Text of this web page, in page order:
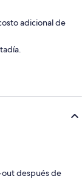
adicional de
después de